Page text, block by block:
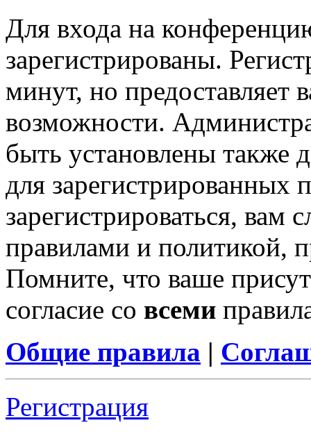
Для входа на
зарегистрированы.
минут, но предоставляет
возможности.
быть установлены также
для зарегистрированных
зарегистрироваться, вам
правилами и политикой,
Помните, что ваше
согласие со всеми
Общие правила |
Регистрация